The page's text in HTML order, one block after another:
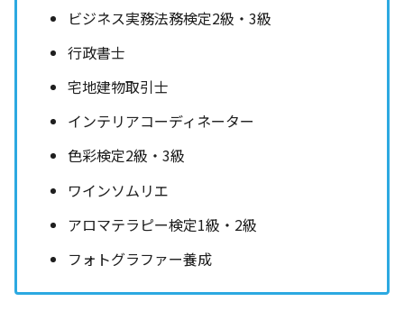
ビジネス実務法務検定2級・3級
行政書士
宅地建物取引士
インテリアコーディネーター
色彩検定2級・3級
ワインソムリエ
アロマテラピー検定1級・2級
フォトグラファー養成